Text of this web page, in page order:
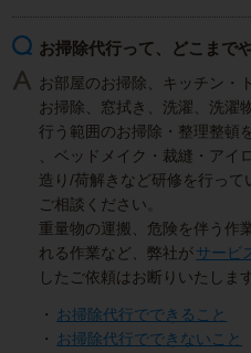
お掃除代行って、どこまで
お部屋のお掃除、キッチン・
お掃除、窓拭き、洗濯、洗濯
行う範囲のお掃除・整理整頓
、ベッドメイク・裁縫・アイ
造り/荷解きなど研修を行って
ご相談ください。
重量物の運搬、危険を伴う作
れる作業など、弊社がサービ
したご依頼はお断りいたしま
・ お掃除代行でできること
・ お掃除代行でできないこと